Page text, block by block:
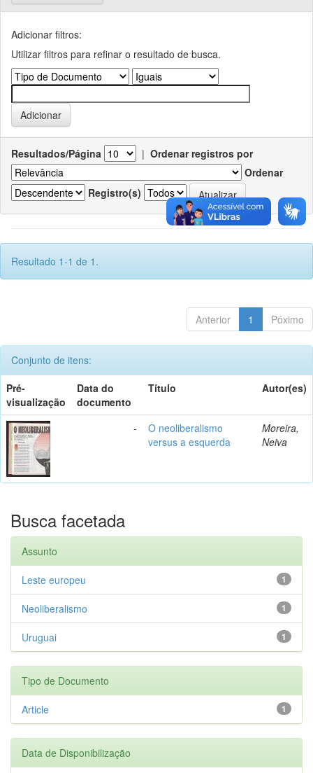
Adicionar filtros:
Utilizar filtros para refinar o resultado de busca.
Resultados/Página | Ordenar registros por
Ordenar
Registro(s)
Resultado 1-1 de 1.
Anterior 1 Póximo
Conjunto de itens:
Pré-
visualização
Data do
documento
Título Autor(es)
-
O neoliberalismo
versus a esquerda
Moreira,
Neiva
Busca facetada
Assunto
1
Leste europeu
1
Neoliberalismo
1
Uruguai
Tipo de Documento
1
Article
Data de Disponibilização